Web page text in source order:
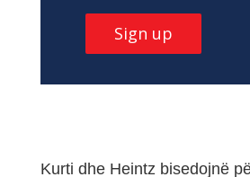
Sign up
Kurti dhe Heintz bisedojnë